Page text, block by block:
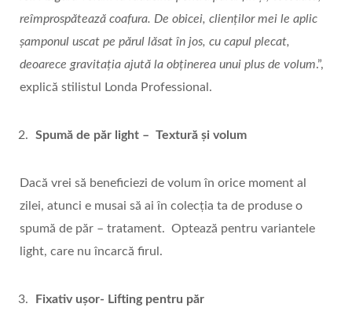
reîmprospătează coafura. De obicei, clienților mei le aplic
șamponul uscat pe părul lăsat în jos, cu capul plecat,
deoarece gravitația ajută la obținerea unui plus de volum.”,
explică stilistul Londa Professional.
Spumă de păr light – Textură și volum
Dacă vrei să beneficiezi de volum în orice moment al
zilei, atunci e musai să ai în colecția ta de produse o
spumă de păr – tratament. Optează pentru variantele
light, care nu încarcă firul.
Fixativ ușor- Lifting pentru păr